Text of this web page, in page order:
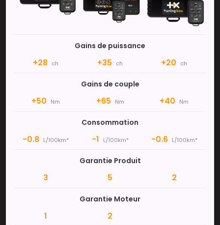
Gains de puissance
+28 ch +35 ch +20 ch
Gains de couple
+50 Nm +65 Nm +40 Nm
Consommation
-0.8 L/100km* -1 L/100km* -0.6 L/100km*
Garantie Produit
3 5 2
Garantie Moteur
1 2